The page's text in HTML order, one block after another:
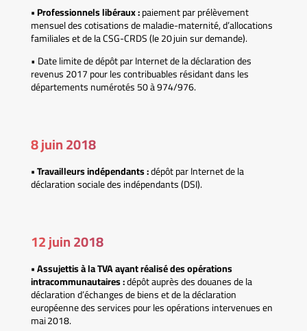
• Professionnels libéraux :paiement par prélèvement
mensuel des cotisations de maladie-maternité, d’allocations
familiales et de la CSG-CRDS (le 20 juin sur demande).
• Date limite de dépôt par Internet de la déclaration des
revenus 2017 pour les contribuables résidant dans les
départements numérotés 50 à 974/976.
8 juin 2018
• Travailleurs indépendants :dépôt par Internet de la
déclaration sociale des indépendants (DSI).
12 juin 2018
• Assujettis à la TVA ayant réalisé des opérations
intracommunautaires :dépôt auprès des douanes de la
déclaration d’échanges de biens et de la déclaration
européenne des services pour les opérations intervenues en
mai 2018.